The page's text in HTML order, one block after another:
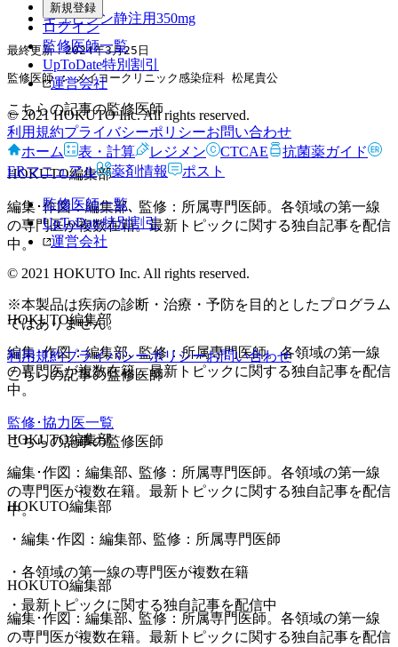
新規登録
ログイン
監修医師一覧
UpToDate特別割引
運営会社
© 2021 HOKUTO Inc. All rights reserved.
利用規約プライバシーポリシーお問い合わせ
ホーム
表・計算 レジメン CTCAE
抗菌薬ガイド
ERマニュアル
薬剤情報 ポスト
監修医師一覧
UpToDate特別割引
運営会社
© 2021 HOKUTO Inc. All rights reserved.
※本製品は疾病の診断・治療・予防を目的としたプログラム
ではありません。
利用規約プライバシーポリシーお問い合わせ
こちらの記事の監修医師
HOKUTO編集部
編集･作図：編集部､ 監修：所属専門医師。各領域の第一線
の専門医が複数在籍。最新トピックに関する独自記事を配信
中。
HOKUTO編集部
編集･作図：編集部､ 監修：所属専門医師。各領域の第一線
の専門医が複数在籍。最新トピックに関する独自記事を配信
キュビシン静注用350mg
最終更新：2024年3月25日
監修医師 : メイヨークリニック感染症科 松尾貴公
こちらの記事の監修医師
HOKUTO編集部
編集･作図：編集部､ 監修：所属専門医師。各領域の第一線
の専門医が複数在籍。最新トピックに関する独自記事を配信
中。
HOKUTO編集部
編集･作図：編集部､ 監修：所属専門医師。各領域の第一線
の専門医が複数在籍。最新トピックに関する独自記事を配信
中。
監修･協力医一覧
こちらの記事の監修医師
HOKUTO編集部
・ 編集･作図：編集部､ 監修：所属専門医師
・ 各領域の第一線の専門医が複数在籍
・ 最新トピックに関する独自記事を配信中